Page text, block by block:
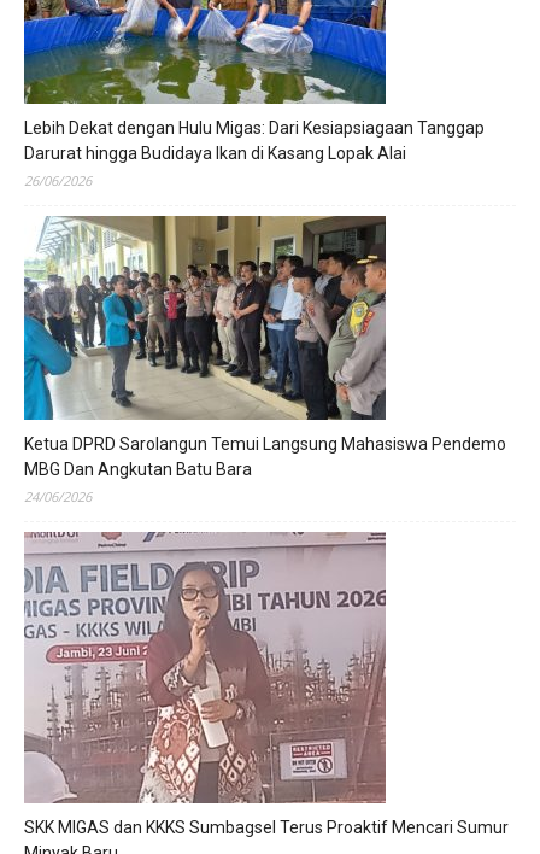
Lebih Dekat dengan Hulu Migas: Dari Kesiapsiagaan Tanggap
Darurat hingga Budidaya Ikan di Kasang Lopak Alai
26/06/2026
Ketua DPRD Sarolangun Temui Langsung Mahasiswa Pendemo
MBG Dan Angkutan Batu Bara
24/06/2026
SKK MIGAS dan KKKS Sumbagsel Terus Proaktif Mencari Sumur